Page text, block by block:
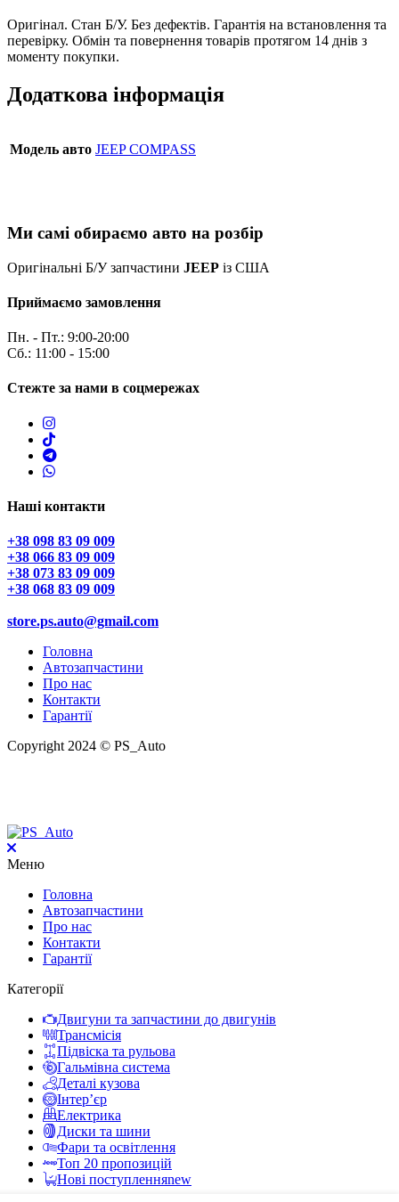
Оригінал. Стан Б/У. Без дефектів. Гарантія на встановлення та
перевірку. Обмін та повернення товарів протягом 14 днів з
моменту покупки.
Додаткова інформація
Модель авто JEEP COMPASS
Ми самі обираємо авто на розбір
Оригінальні Б/У запчастини JEEP із США
Приймаємо замовлення
Пн. - Пт.: 9:00-20:00
Сб.: 11:00 - 15:00
Стежте за нами в соцмережах
Наші контакти
+38 098 83 09 009
+38 066 83 09 009
+38 073 83 09 009
+38 068 83 09 009
store.ps.auto@gmail.com
Головна
Автозапчастини
Про нас
Контакти
Гарантії
Copyright 2024 © PS_Auto
Меню
Головна
Автозапчастини
Про нас
Контакти
Гарантії
Категорії
Двигуни та запчастини до двигунів
Трансмісія
Підвіска та рульова
Гальмівна система
Деталі кузова
Інтер’єр
Електрика
Диски та шини
Фари та освітлення
Toп 20 пропозицій
Нові поступленняnew